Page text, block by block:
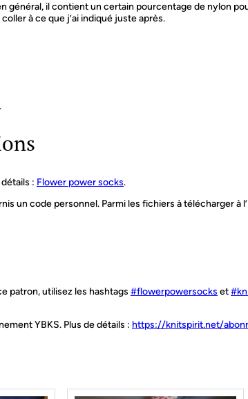
général, il contient un certain pourcentage de nylon
à ce que j’ai indiqué juste après.
: Flower power socks.
un code personnel. Parmi les fichiers à télécharger à
patron, utilisez les hashtags #flowerpowersocks et
YBKS. Plus de détails : https://knitspirit.net/